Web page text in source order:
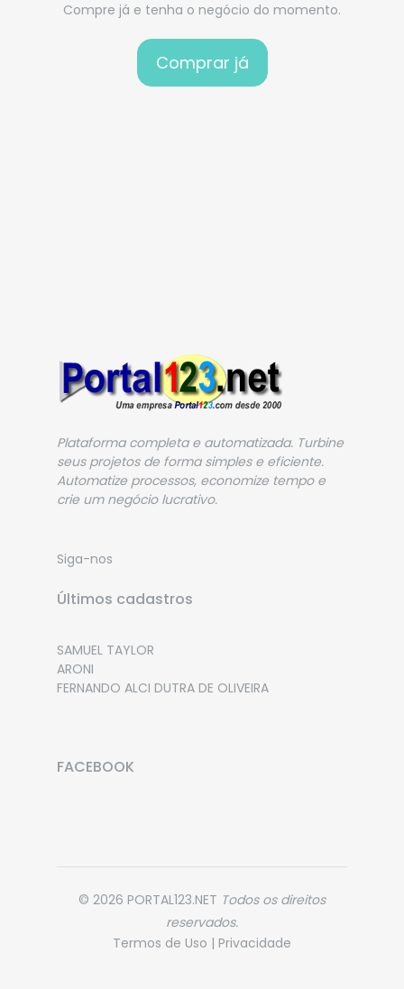
Compre já e tenha o negócio do momento.
Plataforma completa e automatizada. Turbine
seus projetos de forma simples e eficiente.
Automatize processos, economize tempo e
crie um negócio lucrativo.
Siga-nos
Últimos cadastros
VICTOR HUGO CORBOLAN COCA
SAMUEL TAYLOR
ARONI
FERNANDO ALCI DUTRA DE OLIVEIRA
FACEBOOK
© 2026 PORTAL123.NET Todos os direitos
reservados.
Termos de Uso | Privacidade